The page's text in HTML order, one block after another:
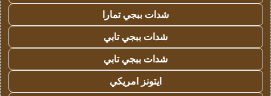
شدات ببجي تمارا
شدات ببجي تابي
شدات ببجي تابي
ايتونز امريكي